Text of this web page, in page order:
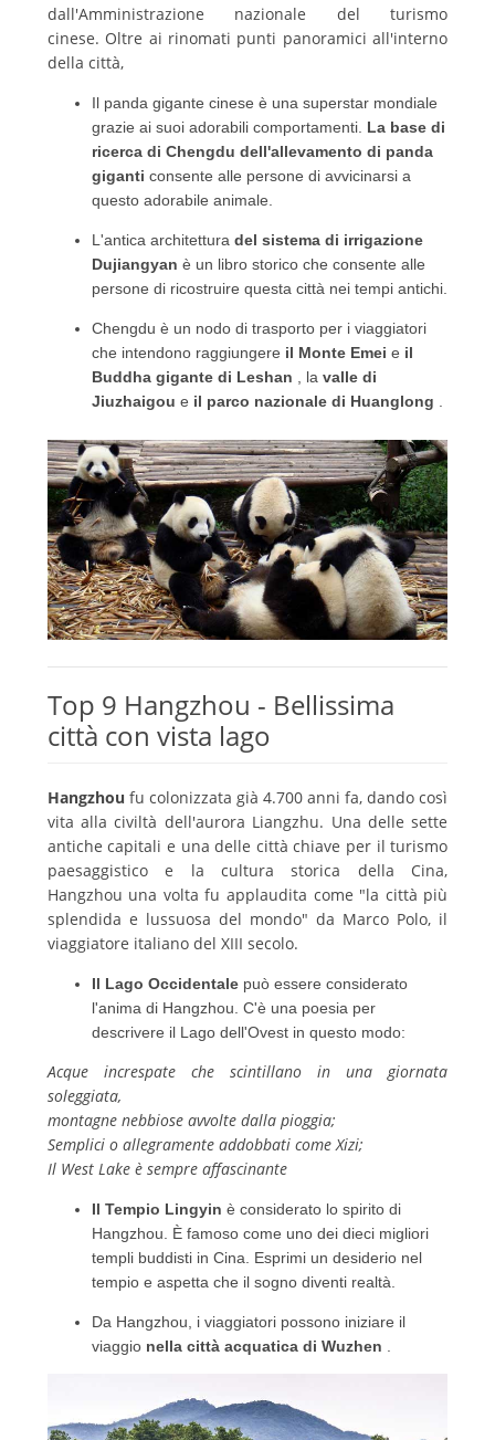
dall'Amministrazione nazionale del turismo
cinese. Oltre ai rinomati punti panoramici all'interno
della città,
Il panda gigante cinese è una superstar mondiale
grazie ai suoi adorabili comportamenti. La base di
ricerca di Chengdu dell'allevamento di panda
giganti consente alle persone di avvicinarsi a
questo adorabile animale.
L'antica architettura del sistema di irrigazione
Dujiangyan è un libro storico che consente alle
persone di ricostruire questa città nei tempi antichi.
Chengdu è un nodo di trasporto per i viaggiatori
che intendono raggiungere il Monte Emei e il
Buddha gigante di Leshan , la valle di
Jiuzhaigou e il parco nazionale di Huanglong
Top 9 Hangzhou - Bellissima
città con vista lago
Hangzhou fu colonizzata già 4.700 anni fa, dando così
vita alla civiltà dell'aurora Liangzhu. Una delle sette
antiche capitali e una delle città chiave per il turismo
paesaggistico e la cultura storica della Cina,
Hangzhou una volta fu applaudita come "la città più
splendida e lussuosa del mondo" da Marco Polo, il
viaggiatore italiano del XIII secolo.
Il Lago Occidentale può essere considerato
l'anima di Hangzhou. C'è una poesia per
descrivere il Lago dell'Ovest in questo modo:
Acque increspate che scintillano in una giornata
soleggiata,
montagne nebbiose avvolte dalla pioggia;
Semplici o allegramente addobbati come Xizi;
Il West Lake è sempre affascinante
Il Tempio Lingyin è considerato lo spirito di
Hangzhou. È famoso come uno dei dieci migliori
templi buddisti in Cina. Esprimi un desiderio nel
tempio e aspetta che il sogno diventi realtà.
Da Hangzhou, i viaggiatori possono iniziare il
viaggio nella città acquatica di Wuzhen .